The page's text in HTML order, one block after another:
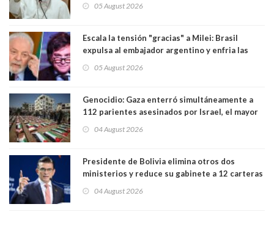
05 August 2026
Escala la tensión "gracias" a Milei: Brasil
expulsa al embajador argentino y enfria las
trasandino
05 August 2026
Genocidio: Gaza enterró simultáneamente a
112 parientes asesinados por Israel, el mayor
muertos figuran 44 niños y nueve ancianos
04 August 2026
Presidente de Bolivia elimina otros dos
ministerios y reduce su gabinete a 12 carteras
04 August 2026